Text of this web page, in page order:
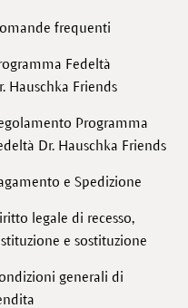
frequenti
Fedeltà
Hauschka Friends
Programma
Dr. Hauschka Friends
e Spedizione
legale di recesso,
e sostituzione
generali di